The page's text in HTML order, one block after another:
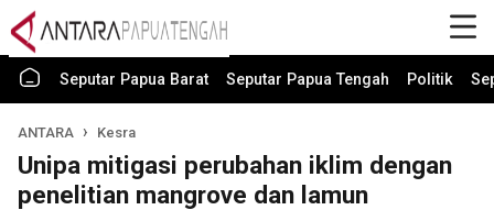
Seputar Papua Barat Seputar Papua Tengah Politik
ANTARA Kesra
Unipa mitigasi perubahan iklim dengan
penelitian mangrove dan lamun